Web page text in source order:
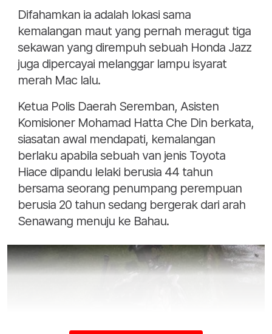
Difahamkan ia adalah lokasi sama
kemalangan maut yang pernah meragut tiga
sekawan yang dirempuh sebuah Honda Jazz
juga dipercayai melanggar lampu isyarat
merah Mac lalu.
Ketua Polis Daerah Seremban, Asisten
Komisioner Mohamad Hatta Che Din berkata,
siasatan awal mendapati, kemalangan
berlaku apabila sebuah van jenis Toyota
Hiace dipandu lelaki berusia 44 tahun
bersama seorang penumpang perempuan
berusia 20 tahun sedang bergerak dari arah
Senawang menuju ke Bahau.